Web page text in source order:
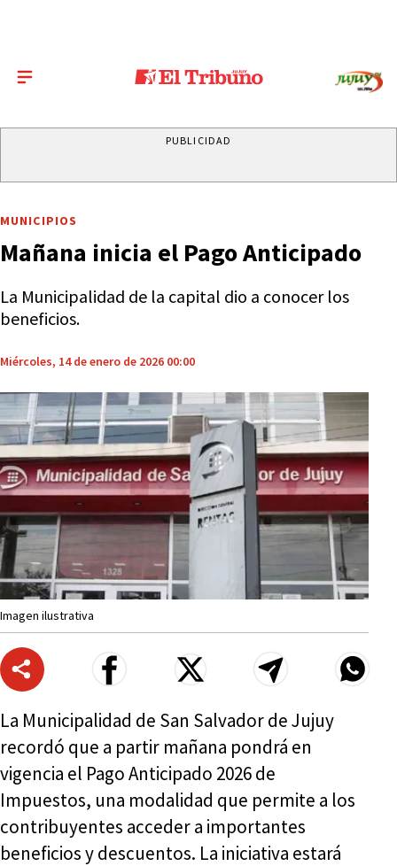
PUBLICIDAD
MUNICIPIOS
Mañana inicia el Pago Anticipado
La Municipalidad de la capital dio a conocer los
beneficios.
Miércoles, 14 de enero de 2026 00:00
Imagen ilustrativa
La Municipalidad de San Salvador de Jujuy
recordó que a partir mañana pondrá en
vigencia el Pago Anticipado 2026 de
Impuestos, una modalidad que permite a los
contribuyentes acceder a importantes
beneficios y descuentos. La iniciativa estará